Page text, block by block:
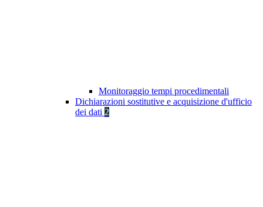
Monitoraggio tempi procedimentali
Dichiarazioni sostitutive e acquisizione d'ufficio
dei dati 2